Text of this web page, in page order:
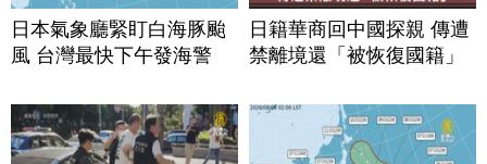
日本氣象廳緊盯白海豚颱
風 台灣最快下午發海警
日籍華商回中國探親 傳遭
禁離境還「被恢復國籍」